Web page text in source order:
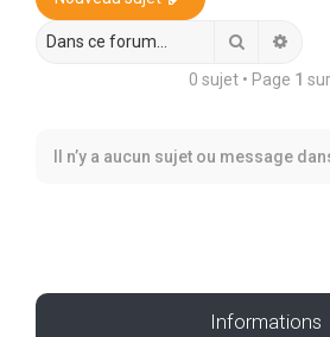
Rechercher
0 sujet • Page 1 sur
Il n’y a aucun sujet ou message
Informations